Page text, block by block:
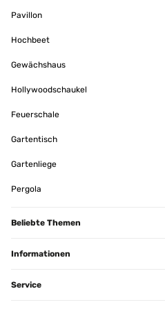
Pour le moment nous sommes
expliquée, un des cadre en haut
ont été fragilisés lors du transport
advertised as 300cm x 300cm.
directed me to these dimensions.
Philip
Pavillon
Hochbeet
Gewächshaus
Hollywoodschaukel
Feuerschale
Gartentisch
Gartenliege
Pergola
Beliebte Themen
Informationen
Service